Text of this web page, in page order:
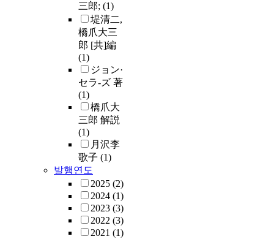
三郎; (1)
堤清二,
橋爪大三
郎 [共]編
(1)
ジョン·
セラ-ズ 著
(1)
橋爪大
三郎 解説
(1)
月沢李
歌子 (1)
발행연도
2025 (2)
2024 (1)
2023 (3)
2022 (3)
2021 (1)